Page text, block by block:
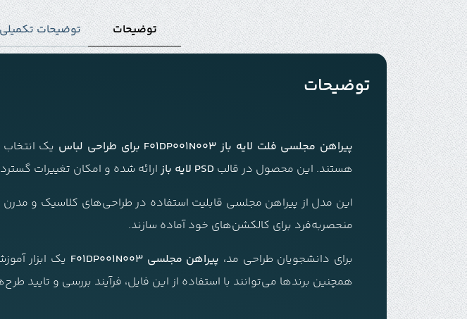
توضیحات توضیحات تکمیلی
توضیحات
پیراهن مجلسی فلت لایه باز F01DP001N003 برای طراحی لباس
یک
هستند. این محصول در قالب PSD لایه باز
ارائه شده و امکان تغییرات
این مدل از پیراهن مجلسی قابلیت استفاده در طراحی‌های کلاسیک و مدرن
منحصربه‌فرد برای کالکشن‌های خود آماده سازند.
برای دانشجویان طراحی مد، پیراهن مجلسی F01DP001N003
یک ابزار
همچنین برندها می‌توانند با استفاده از این فایل، فرآیند بررسی و تایید